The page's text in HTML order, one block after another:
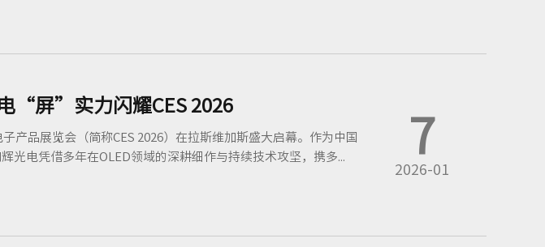
“屏”实力闪耀CES 2026
产品展览会（简称CES 2026）在拉斯维加斯盛大启幕。作为中国
光电凭借多年在OLED领域的深耕细作与持续技术攻坚，携多...
7
2026-01